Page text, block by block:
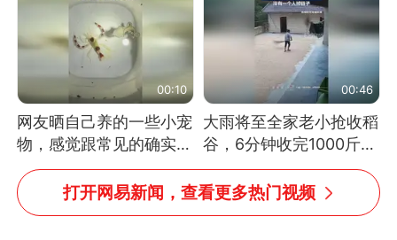
00:10
网友晒自己养的一些小宠
物，感觉跟常见的确实有
些不一样
00:46
大雨将至全家老小抢收稻
谷，6分钟收完1000斤，
没有一个人掉链子
打开网易新闻，查看更多热门视频